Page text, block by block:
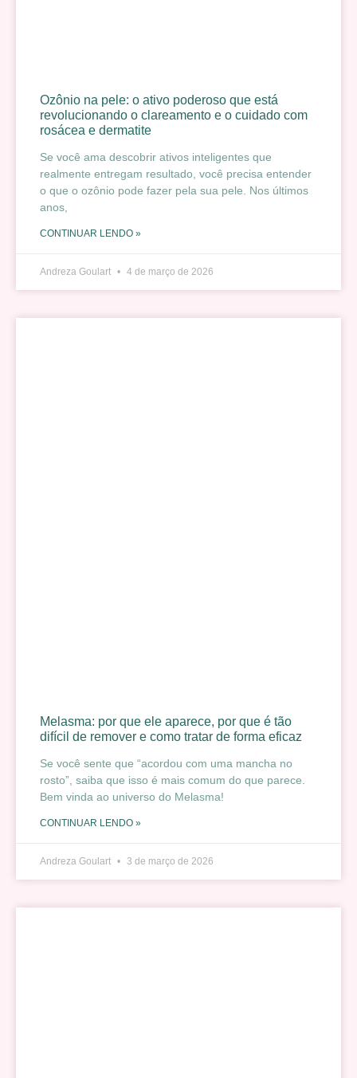
Ozônio na pele: o ativo poderoso que está
revolucionando o clareamento e o cuidado com
rosácea e dermatite
Se você ama descobrir ativos inteligentes que
realmente entregam resultado, você precisa entender
o que o ozônio pode fazer pela sua pele. Nos últimos
anos,
CONTINUAR LENDO »
Andreza Goulart 4 de março de 2026
Melasma: por que ele aparece, por que é tão
difícil de remover e como tratar de forma eficaz
Se você sente que “acordou com uma mancha no
rosto”, saiba que isso é mais comum do que parece.
Bem vinda ao universo do Melasma!
CONTINUAR LENDO »
Andreza Goulart 3 de março de 2026